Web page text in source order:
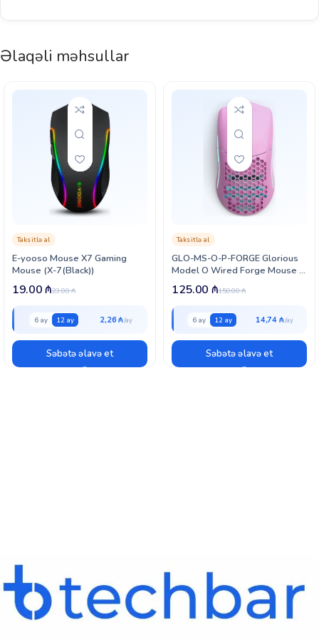
Əlaqəli məhsullar
E-yooso Mouse X7 Gaming
Mouse (X-7(Black))
Taksitlə al
23.00₼
19.00₼
6 ay 12 ay 2,26 ₼
Səbətə əlavə et
GLO-MS-O-P-FORGE Glorious
Model O Wired Forge Mouse –
Pink (GLO-MS-O-P-FORGE)
Taksitlə al
150.00₼
125.00 ₼
6 ay 12 ay 14,74 ₼
Səbətə əlavə et